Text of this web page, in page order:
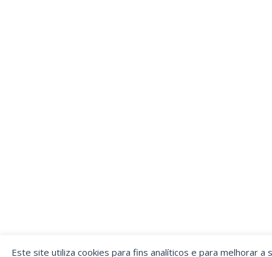
Este site utiliza cookies para fins analíticos e para melhorar a